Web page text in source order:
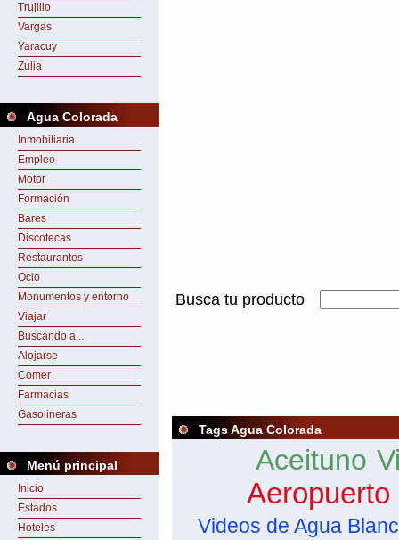
Trujillo
Vargas
Yaracuy
Zulia
Agua Colorada
Inmobiliaria
Empleo
Motor
Formación
Bares
Discotecas
Restaurantes
Ocio
Monumentos y entorno
Viajar
Buscando a ...
Alojarse
Comer
Farmacias
Gasolineras
Menú principal
Inicio
Estados
Hoteles
Busca tu producto
Tags Agua Colorada
Aceituno
Aeropuerto
Videos de Agua